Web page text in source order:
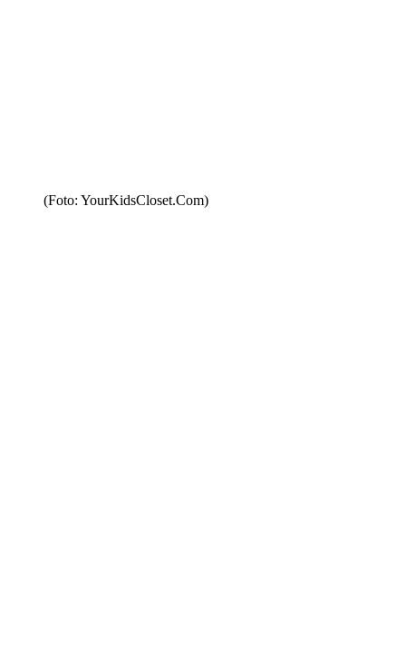
(Foto: YourKidsCloset.Com)